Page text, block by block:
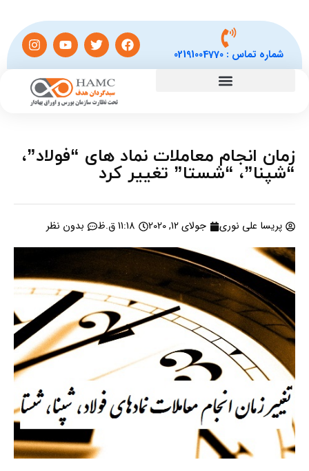
شماره تماس :02191004770
زمان انجام معاملات نماد های “فولاد”،
“شپنا”، “شستا” تغییر کرد
پریسا علی نوری جولای 12, 2020 11:18 ق.ظ بدون نظر